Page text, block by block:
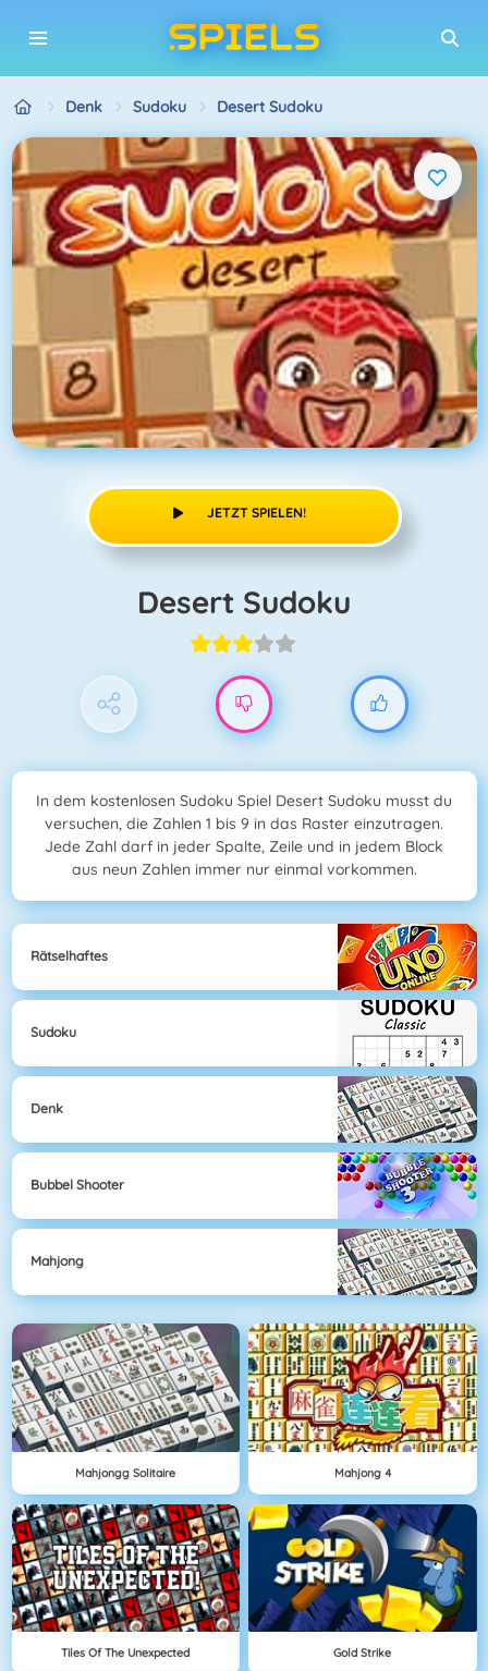
Denk Sudoku Desert Sudoku
JETZT SPIELEN!
Desert Sudoku
In dem kostenlosen Sudoku Spiel Desert Sudoku musst du
versuchen, die Zahlen 1 bis 9 in das Raster einzutragen.
Jede Zahl darf in jeder Spalte, Zeile und in jedem Block
aus neun Zahlen immer nur einmal vorkommen.
Rätselhaftes
Sudoku
Denk
Bubbel Shooter
Mahjong
Mahjongg Solitaire Mahjong 4
Tiles Of The Unexpected Gold Strike